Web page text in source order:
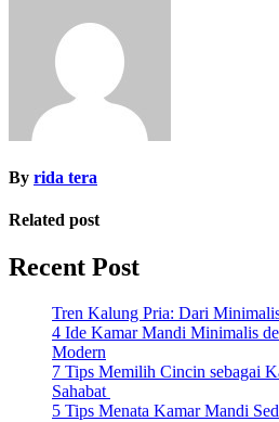
By rida tera
Related post
Recent Post
Tren Kalung Pria: Dari
4 Ide Kamar Mandi Minimalis
Modern
7 Tips Memilih Cincin sebagai
Sahabat
5 Tips Menata Kamar Mandi